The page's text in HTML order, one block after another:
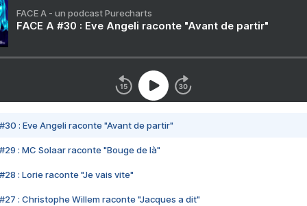
FACE A - un podcast Purecharts
FACE A #30 : Eve Angeli raconte "Avant de partir"
#30 : Eve Angeli raconte "Avant de partir"
#29 : MC Solaar raconte "Bouge de là"
#28 : Lorie raconte "Je vais vite"
#27 : Christophe Willem raconte "Jacques a dit"